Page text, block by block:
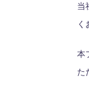
当
く
本
た